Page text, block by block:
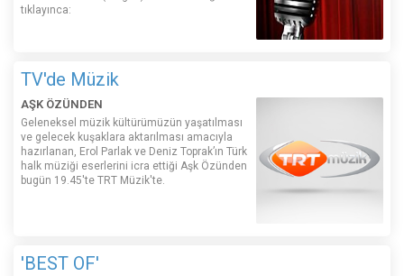
tıklayınca:
TV'de Müzik
AŞK ÖZÜNDEN
Geleneksel müzik kültürümüzün yaşatılması
ve gelecek kuşaklara aktarılması amacıyla
hazırlanan, Erol Parlak ve Deniz Toprak’ın Türk
halk müziği eserlerini icra ettiği Aşk Özünden
bugün 19.45'te TRT Müzik'te.
'BEST OF'